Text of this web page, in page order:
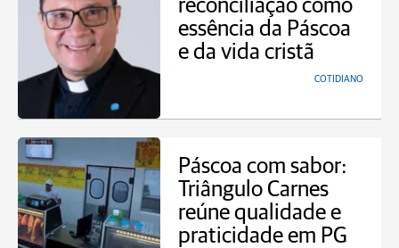
reconciliação como
essência da Páscoa
e da vida cristã
COTIDIANO
Páscoa com sabor:
Triângulo Carnes
reúne qualidade e
praticidade em PG